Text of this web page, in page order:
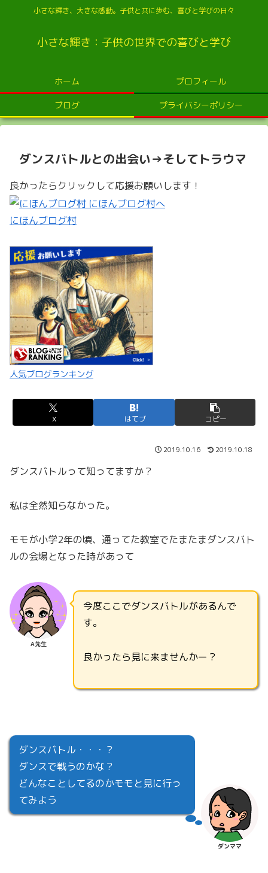
小さな輝き、大きな感動。子供と共に歩む、喜びと学びの日々
小さな輝き：子供の世界での喜びと学び
ホーム プロフィール
ブログ プライバシーポリシー
ダンスバトルとの出会い→そしてトラウマ
良かったらクリックして応援お願いします！
にほんブログ村
人気ブログランキング
X はてブ コピー
2019.10.16 2019.10.18
ダンスバトルって知ってますか？
私は全然知らなかった。
モモが小学2年の頃、通ってた教室でたまたまダンスバト
ルの会場となった時があって
A先生
今度ここでダンスバトルがあるんで
す。
良かったら見に来ませんかー？
ダンスバトル・・・？
ダンスで戦うのかな？
どんなことしてるのかモモと見に行っ
てみよう
ダンママ